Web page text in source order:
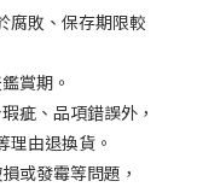
腐敗、保存期限較
賞期。
疵、品項錯誤外，
理由退換貨。
或發霉等問題，